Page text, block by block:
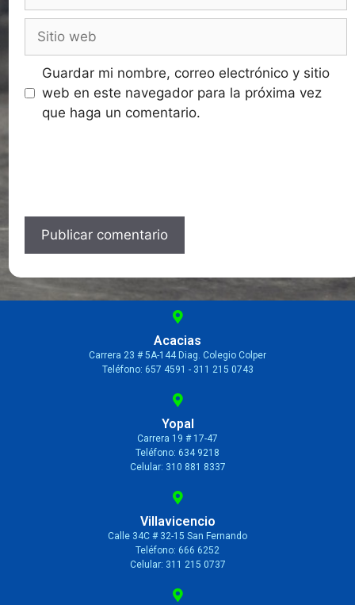
Guardar mi nombre, correo electrónico y sitio
web en este navegador para la próxima vez
que haga un comentario.
Acacias
Carrera 23 # 5A-144 Diag. Colegio Colper
Teléfono: 657 4591 - 311 215 0743
Yopal
Carrera 19 # 17-47
Teléfono: 634 9218
Celular: 310 881 8337
Villavicencio
Calle 34C # 32-15 San Fernando
Teléfono: 666 6252
Celular: 311 215 0737